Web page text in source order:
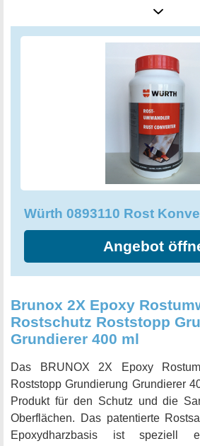
ihn benötigt. In der Farbe "Creme"
großzügigen Volumen von 1000 ml
Konverter bestens geeignet für
sich jetzt den Würth 0893110
Heimwerkerarsenal und rüsten
Angebot
Brunox 2X Epoxy
Rostschutz Roststopp
Grundierer 400 ml
Das BRUNOX 2X Epoxy
Roststopp Grundierung Grundierer
Produkt für den Schutz und die
Oberflächen. Das patentierte
Epoxydharzbasis ist speziell